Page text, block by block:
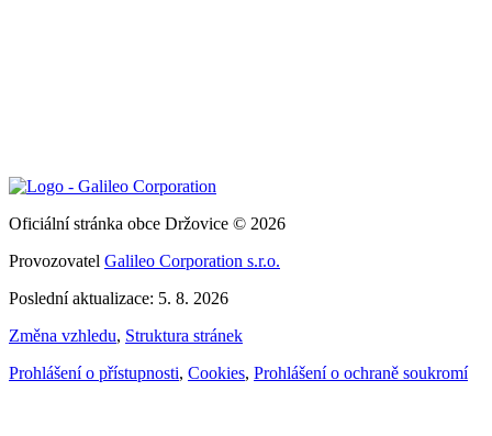
Oficiální stránka obce Držovice © 2026
Provozovatel Galileo Corporation s.r.o.
Poslední aktualizace: 5. 8. 2026
Změna vzhledu, Struktura stránek
Prohlášení o přístupnosti, Cookies, Prohlášení o ochraně soukromí